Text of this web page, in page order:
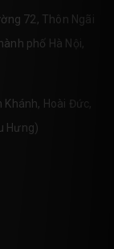
72, Thôn Ngãi
phố Hà Nội,
Hoài Đức,
Hưng)